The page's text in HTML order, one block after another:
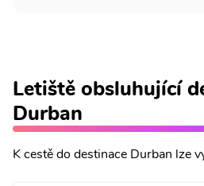
Letiště obsluhující
Durban
K cestě do destinace Durban lze